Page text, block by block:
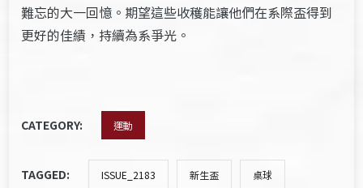
難忘的大一回憶。期望這些收穫能讓他們在系際盃得到
更好的佳績，持續為系爭光。
CATEGORY: 運動
TAGGED: ISSUE_2183 新生盃 桌球